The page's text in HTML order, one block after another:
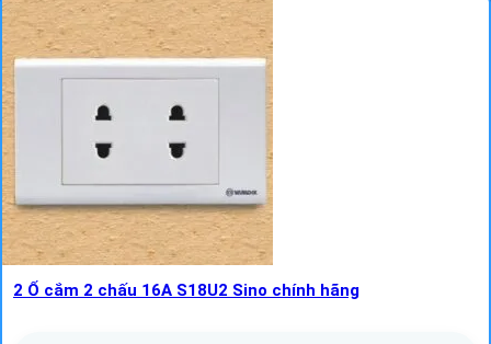
2 Ổ cắm 2 chấu 16A S18U2 Sino chính hãng